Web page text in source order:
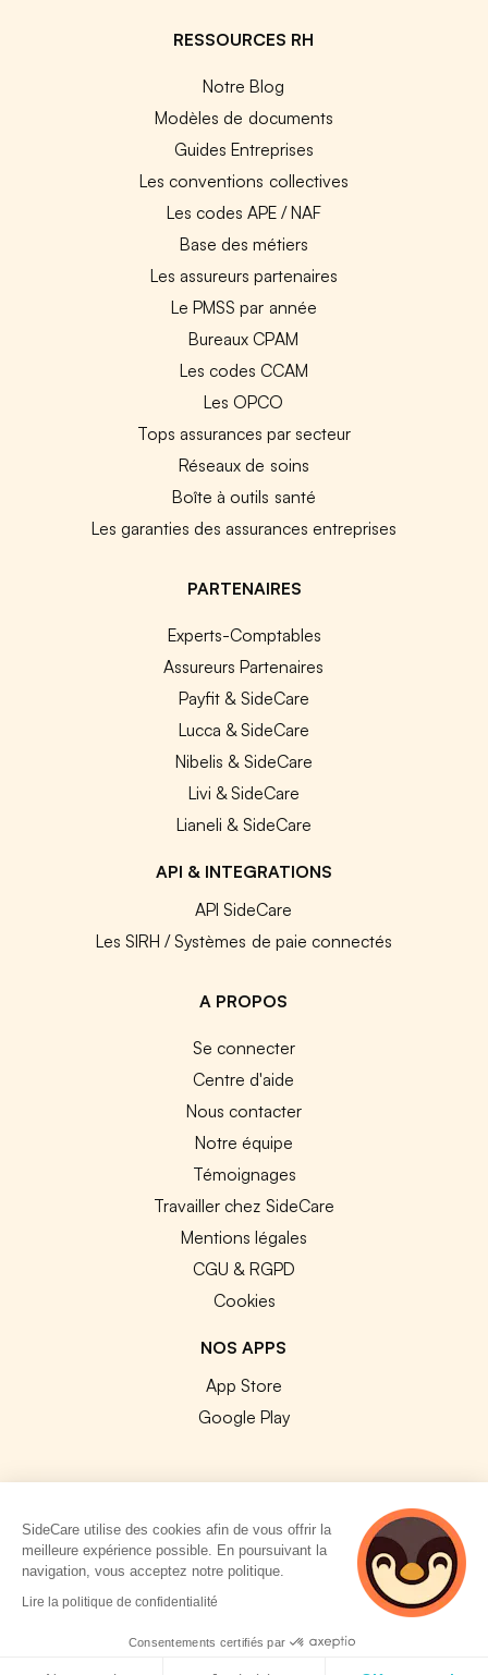
RESSOURCES RH
Notre Blog
Modèles de documents
Guides Entreprises
Les conventions collectives
Les codes APE / NAF
Base des métiers
Les assureurs partenaires
Le PMSS par année
Bureaux CPAM
Les codes CCAM
Les OPCO
Tops assurances par secteur
Réseaux de soins
Boîte à outils santé
Les garanties des assurances entreprises
PARTENAIRES
Experts-Comptables
Assureurs Partenaires
Payfit & SideCare
Lucca & SideCare
Nibelis & SideCare
Livi & SideCare
Lianeli & SideCare
API & INTEGRATIONS
API SideCare
Les SIRH / Systèmes de paie connectés
A PROPOS
Se connecter
Centre d'aide
Nous contacter
Notre équipe
Témoignages
Travailler chez SideCare
Mentions légales
CGU & RGPD
Cookies
NOS APPS
App Store
Google Play
© 2026 SideCare. Tous droits réservés.
SideCare utilise des cookies afin de vous offrir la
meilleure expérience possible. En poursuivant la
navigation, vous acceptez notre politique.
Lire la politique de confidentialité
Consentements certifiés par
2 personnes
consultent
actuellement cette